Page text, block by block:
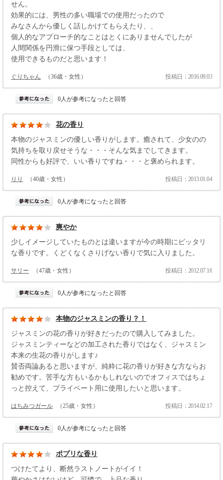
せん。
効果的には、男性の多い職場での使用だったので
みなさんから優しく話しかけてもらえたり、、
個人的なアプローチ的なことはとくにありませんでしたが
人間関係を円滑に保つ手段としては、
使用できるものだと思います！
ぐりちゃん （36歳・女性） 投稿日：2016.09.03
0人が参考になったと回答
花の香り
本物のジャスミンの優しい香りがします。癒されて、少女のの
気持ちを取り戻せそうな・・・そんな気までしてきます。
同性からも好評で、いい香りですね・・・と褒められます。
りり （40歳・女性） 投稿日：2013.01.04
0人が参考になったと回答
爽やか
少しイメージしていたものとは違いますが今の時期にピッタリ
な香りです。くどくなくさりげない香りで気に入りました。
サリー （47歳・女性） 投稿日：2012.07.16
0人が参考になったと回答
本物のジャスミンの香り？！
ジャスミンの花の香りが好きだったので購入してみました。
ジャスミンティーなどの加工された香りではなく、ジャスミン
本来の生花の香りがします♪
賛否両論あると思いますが、純粋に花の香りが好きな方ならお
勧めです。苦手な方もいるかもしれないのでオフィスではちょ
っと控えて、プライベート用に使用したいと思います。
はちみつガール （25歳・女性） 投稿日：2014.02.17
0人が参考になったと回答
ポプリな香り
つけたてより、断然ラストノートがイイ！